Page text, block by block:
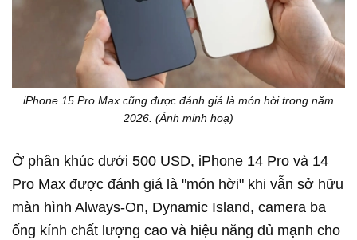
iPhone 15 Pro Max cũng được đánh giá là món hời trong năm
2026. (Ảnh minh hoạ)
Ở phân khúc dưới 500 USD, iPhone 14 Pro và 14
Pro Max được đánh giá là "món hời" khi vẫn sở hữu
màn hình Always-On, Dynamic Island, camera ba
ống kính chất lượng cao và hiệu năng đủ mạnh cho